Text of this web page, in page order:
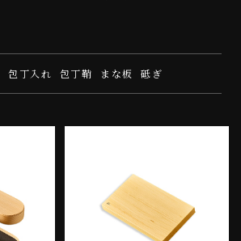
包丁入れ 包丁鞘 まな板 砥ぎ